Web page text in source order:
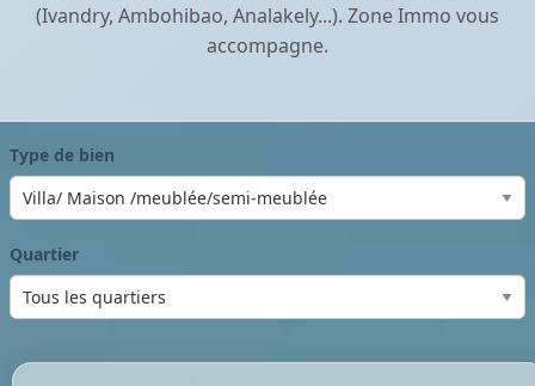
(Ivandry, Ambohibao, Analakely...). Zone Immo vous
accompagne.
Type de bien
Quartier